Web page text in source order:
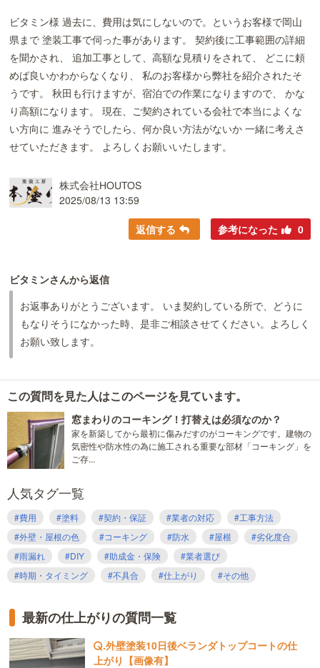
ビタミン様 過去に、費用は気にしないので。というお客様で岡山
県まで 塗装工事で伺った事があります。 契約後に工事範囲の詳細
を聞かされ、 追加工事として、高額な見積りをされて、 どこに頼
めば良いかわからなくなり、 私のお客様から弊社を紹介されたそ
うです。 秋田も行けますが、宿泊での作業になりますので、 かな
り高額になります。 現在、ご契約されている会社で本当によくな
い方向に 進みそうでしたら、何か良い方法がないか 一緒に考えさ
せていただきます。 よろしくお願いいたします。
株式会社HOUTOS
2025/08/13 13:59
返信する 参考になった 0
ビタミンさんから返信
お返事ありがとうございます。 いま契約している所で、どうに
もなりそうになかった時、是非ご相談させてください。よろしく
お願い致します。
この質問を見た人はこのページを見ています。
窓まわりのコーキング！打替えは必須なのか？
家を新築してから最初に傷みだすのがコーキングです。建物の
気密性や防水性の為に施工される重要な部材「コーキング」を
ご存...
人気タグ一覧
#費用 #塗料 #契約・保証 #業者の対応
#工事方法
#外壁・屋根の色
#コーキング #防水 #屋根
#劣化度合
#雨漏れ
#DIY #助成金・保険
#業者選び
#時期・タイミング
#不具合 #仕上がり #その他
最新の仕上がりの質問一覧
.外壁塗装10日後ベランダトップコートの仕
上がり【画像有】